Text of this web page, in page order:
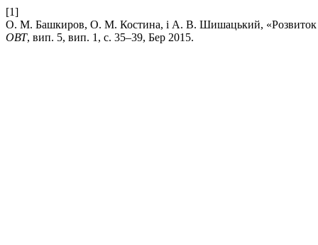
[1]
О. М. Башкиров, О. М. Костина, і А. В. Шишацький, «Розвиток
ОВТ, вип. 5, вип. 1, с. 35–39, Бер 2015.